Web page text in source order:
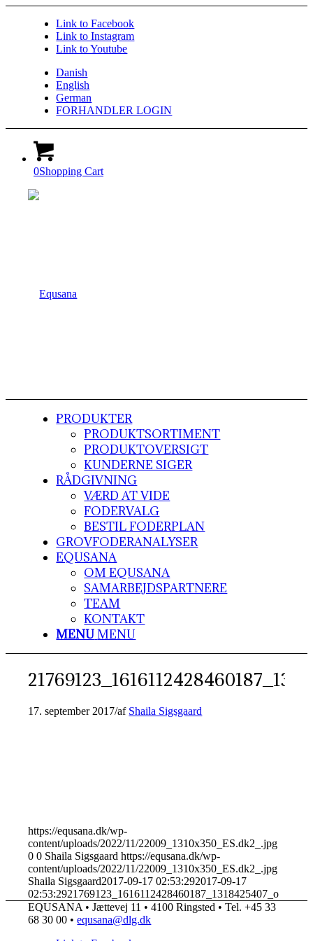
Link to Facebook
Link to Instagram
Link to Youtube
Danish
English
German
FORHANDLER LOGIN
0Shopping Cart
PRODUKTER
PRODUKTSORTIMENT
PRODUKTOVERSIGT
KUNDERNE SIGER
RÅDGIVNING
VÆRD AT VIDE
FODERVALG
BESTIL FODERPLAN
GROVFODERANALYSER
EQUSANA
OM EQUSANA
SAMARBEJDSPARTNERE
TEAM
KONTAKT
MENU MENU
17. september 2017/af Shaila Sigsgaard
https://equsana.dk/wp-
content/uploads/2022/11/22009_1310x350_ES.dk2_.jpg
0 0 Shaila Sigsgaard https://equsana.dk/wp-
content/uploads/2022/11/22009_1310x350_ES.dk2_.jpg
Shaila Sigsgaard2017-09-17 02:53:292017-09-17
02:53:2921769123_1616112428460187_1318425407_o
EQUSANA • Jættevej 11 • 4100 Ringsted • Tel. +45 33
68 30 00 •equsana@dlg.dk